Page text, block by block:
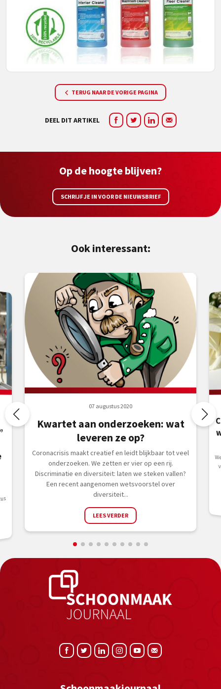
TERUG NAAR DE VORIGE PAGINA
DEEL DIT ARTIKEL
Op de hoogte blijven?
SCHRIJF JE IN VOOR DE NIEUWSBRIEF
Ook interessant:
07 augustus 2020
Kwartet aan onderzoeken: wat
leveren ze op?
Coronacrisis maakt creatief en leidt blijkbaar tot veel
onderzoeken. We zetten er vier op een rij.
Discriminatie en diversiteit: laten we steken vallen?
Een recent aangenomen wetsvoorstel over
diversiteit...
LEES VERDER